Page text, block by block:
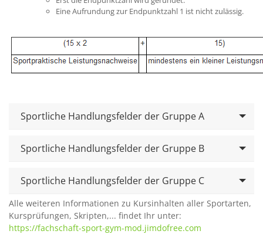
Eine Aufrundung zur Endpunktzahl 1 ist nicht zulässig.
Sportliche Handlungsfelder der Gruppe A
Sportliche Handlungsfelder der Gruppe B
Sportliche Handlungsfelder der Gruppe C
Alle weiteren Informationen zu Kursinhalten aller Sportarten,
Kursprüfungen, Skripten,... findet Ihr unter:
https://fachschaft-sport-gym-mod.jimdofree.com